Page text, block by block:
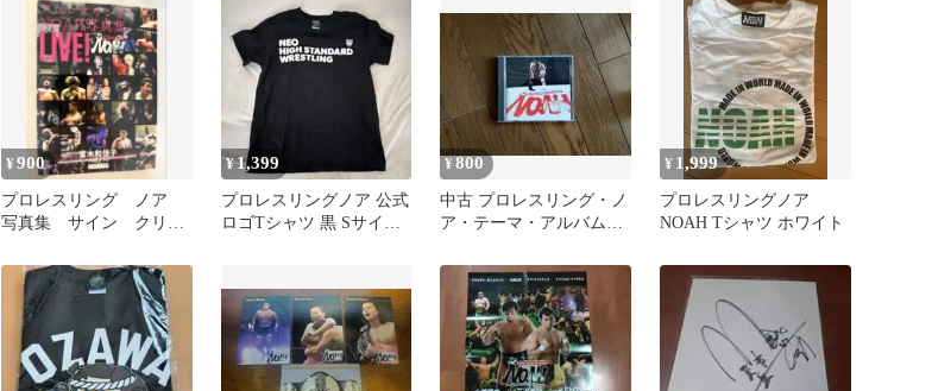
¥900
プロレスリング ノア
写真集 サイン クリア
¥1,399
プロレスリングノア 公式
ロゴTシャツ 黒 Sサイズ
¥800
中古 プロレスリング・ノ
ア・テーマ・アルバム～
¥ 1,999
プロレスリングノア
NOAH Tシャツ ホワイト